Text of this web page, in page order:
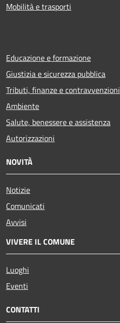
Mobilità e trasporti
Educazione e formazione
Giustizia e sicurezza pubblica
Tributi, finanze e contravvenzioni
Ambiente
Salute, benessere e assistenza
Autorizzazioni
NOVITÀ
Notizie
Comunicati
Avvisi
VIVERE IL COMUNE
Luoghi
Eventi
CONTATTI